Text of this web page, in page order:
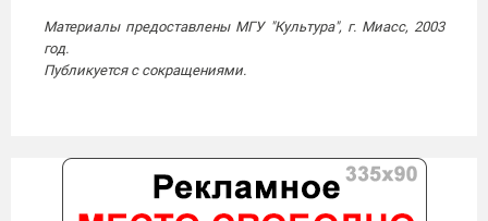
Материалы предоставлены МГУ "Культура", г. Миасс, 2003
год.
Публикуется с сокращениями.